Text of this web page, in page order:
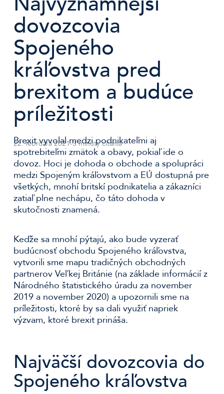
dovozcovia
Spojeného
kráľovstva pred
brexitom a budúce
príležitosti
22. februára 2021-3 minúty čítania
Brexit vyvolal medzi podnikateľmi aj
spotrebiteľmi zmätok a obavy, pokiaľ ide o
dovoz. Hoci je dohoda o obchode a spolupráci
medzi Spojeným kráľovstvom a EÚ dostupná pre
všetkých, mnohí britskí podnikatelia a zákazníci
zatiaľ plne nechápu, čo táto dohoda v
skutočnosti znamená.
Keďže sa mnohí pýtajú, ako bude vyzerať
budúcnosť obchodu Spojeného kráľovstva,
vytvorili sme mapu tradičných obchodných
partnerov Veľkej Británie (na základe informácií z
Národného štatistického úradu za november
2019 a november 2020) a upozornili sme na
príležitosti, ktoré by sa dali využiť napriek
výzvam, ktoré brexit prináša.
Najväčší dovozcovia do
Spojeného kráľovstva